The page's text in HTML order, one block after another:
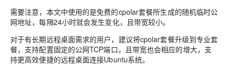
需要注意，本文中使用的是免费的cpolar套餐所生成的随机临时公
网地址，每隔24小时就会发生变化，且带宽较小。
对于有长期远程桌面需求的用户，建议将cpolar套餐升级到专业套
餐，支持配置固定的公网TCP端口，且带宽也会相应的增大，支
持更高效便捷的远程桌面连接Ubuntu系统。